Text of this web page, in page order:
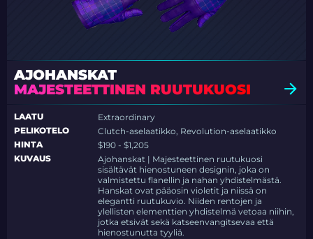
AJOHANSKAT
MAJESTEETTINEN RUUTUKUOSI
LAATU
Extraordinary
PELIKOTELO
Clutch-aselaatikko, Revolution-aselaatikko
HINTA
$190 - $1,205
KUVAUS
Ajohanskat | Majesteettinen ruutukuosi
sisältävät hienostuneen designin, joka on
valmistettu flanellin ja nahan yhdistelmästä.
Hanskat ovat pääosin violetit ja niissä on
elegantti ruutukuvio. Niiden rentojen ja
ylellisten elementtien yhdistelmä vetoaa niihin,
jotka etsivät sekä katseenvangitsevaa että
hienostunutta tyyliä.